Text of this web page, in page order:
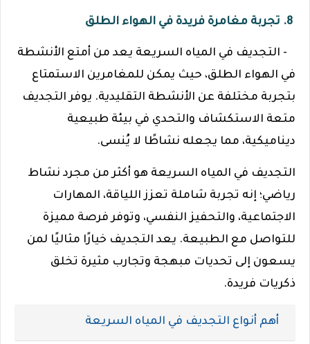
- التجديف في المياه السريعة يعد من أمتع الأنشطة
في الهواء الطلق، حيث يمكن للمغامرين الاستمتاع
بتجربة مختلفة عن الأنشطة التقليدية. يوفر التجديف
متعة الاستكشاف والتحدي في بيئة طبيعية
ديناميكية، مما يجعله نشاطًا لا يُنسى.
التجديف في المياه السريعة هو أكثر من مجرد نشاط
رياضي؛ إنه تجربة شاملة تعزز اللياقة، المهارات
الاجتماعية، والتحفيز النفسي، وتوفر فرصة مميزة
للتواصل مع الطبيعة. يعد التجديف خيارًا مثاليًا لمن
يسعون إلى تحديات مبهجة وتجارب مثيرة تخلق
ذكريات فريدة.
أهم أنواع التجديف في المياه السريعة